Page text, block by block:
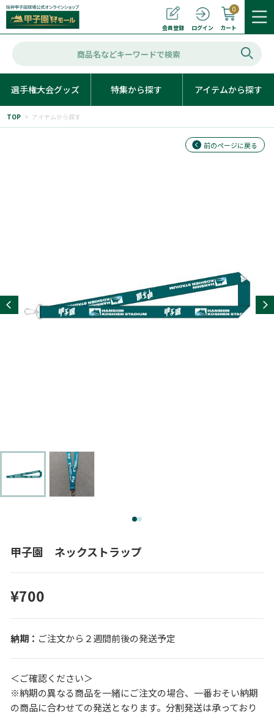
会員登録 ログイン カート
0
選手権大会グッズ 特集から探す アイテムから探す
TOP > アイテムから探す
前のページに戻る
甲子園 ネックストラップ
¥700
ご注文から２週間前後の発送予定
＜ご確認ください＞
※納期の異なる商品を一緒にご注文の場合、一番おそい納期
の商品に合わせての発送となります。分割発送は承っており